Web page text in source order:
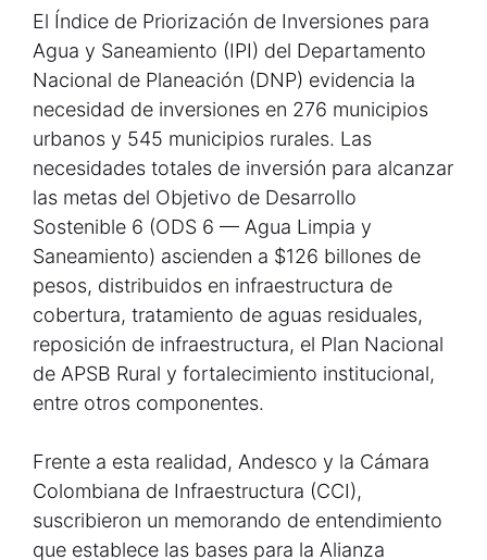
El Índice de Priorización de Inversiones para
Agua y Saneamiento (IPI) del Departamento
Nacional de Planeación (DNP) evidencia la
necesidad de inversiones en 276 municipios
urbanos y 545 municipios rurales. Las
necesidades totales de inversión para alcanzar
las metas del Objetivo de Desarrollo
Sostenible 6 (ODS 6 — Agua Limpia y
Saneamiento) ascienden a $126 billones de
pesos, distribuidos en infraestructura de
cobertura, tratamiento de aguas residuales,
reposición de infraestructura, el Plan Nacional
de APSB Rural y fortalecimiento institucional,
entre otros componentes.
Frente a esta realidad, Andesco y la Cámara
Colombiana de Infraestructura (CCI),
suscribieron un memorando de entendimiento
que establece las bases para la Alianza